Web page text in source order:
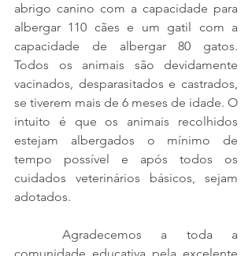
abrigo canino com a capacidade para
albergar 110 cães e um gatil com a
capacidade de albergar 80 gatos.
Todos os animais são devidamente
vacinados, desparasitados e castrados,
se tiverem mais de 6 meses de idade. O
intuito é que os animais recolhidos
estejam albergados o mínimo de
tempo possível e após todos os
cuidados veterinários básicos, sejam
adotados.